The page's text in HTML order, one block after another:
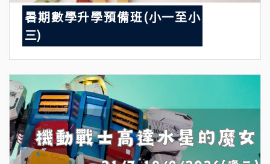
暑期數學升學預備班(小一至小
三)